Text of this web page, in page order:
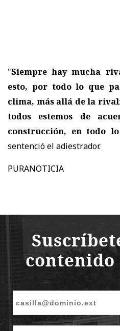
"Siempre hay mucha
esto, por todo lo que
clima, más allá de la
todos estemos de
construcción, en todo
sentenció el adiestrador.
PURANOTICIA